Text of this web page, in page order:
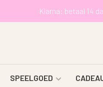
Klarna: betaal 14
SPEELGOED